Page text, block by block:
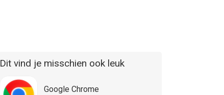
Dit vind je misschien ook leuk
Google Chrome